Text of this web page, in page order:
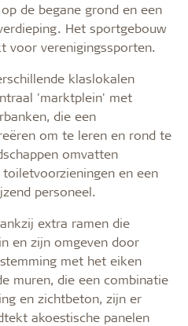
de begane grond en een
Het sportgebouw
voor verenigingssporten.
klaslokalen
'marktplein' met
die een
om te leren en rond te
omvatten
en een
personeel.
extra ramen die
en zijn omgeven door
met het eiken
muren, die een combinatie
en zichtbeton, zijn er
akoestische panelen